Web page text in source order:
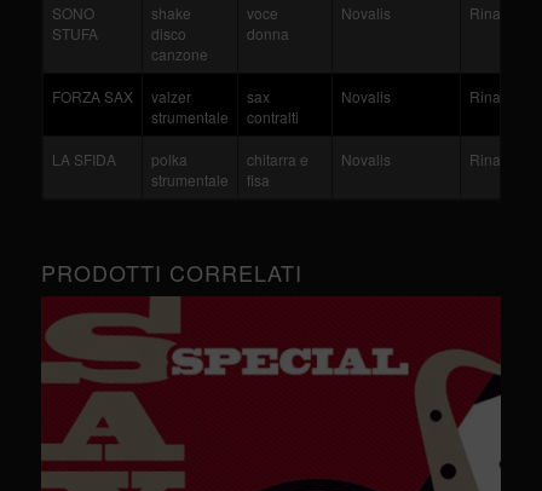
SONO
STUFA
shake
disco
canzone
voce
donna
Novalis Rinaldi
FORZA SAX
valzer
strumentale
sax
contralti
Novalis Rinaldi
LA SFIDA
polka
strumentale
chitarra e
fisa
Novalis Rinaldi
PRODOTTI CORRELATI